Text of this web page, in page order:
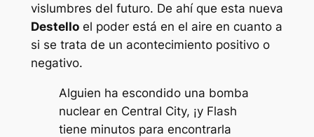
vislumbres del futuro. De ahí que esta nueva
Destelloel poder está en el aire en cuanto a
si se trata de un acontecimiento positivo o
negativo.
Alguien ha escondido una bomba
nuclear en Central City, ¡y Flash
tiene minutos para encontrarla